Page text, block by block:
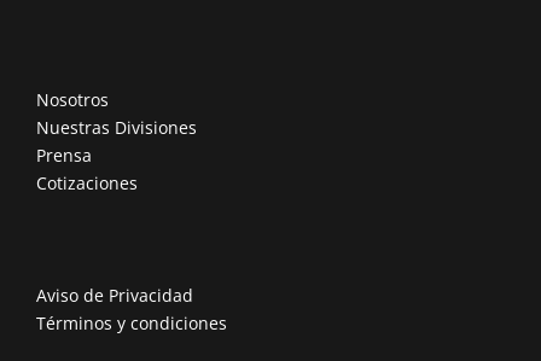
Nosotros
Nuestras Divisiones
Prensa
Cotizaciones
Aviso de Privacidad
Términos y condiciones